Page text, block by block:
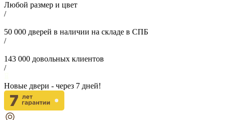
Любой размер и цвет
/
50 000 дверей в наличии на складе в СПБ
/
143 000 довольных клиентов
/
Новые двери - через 7 дней!